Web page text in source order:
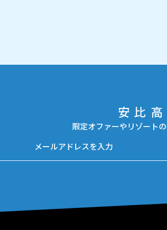
安比
限定オファーやリゾート